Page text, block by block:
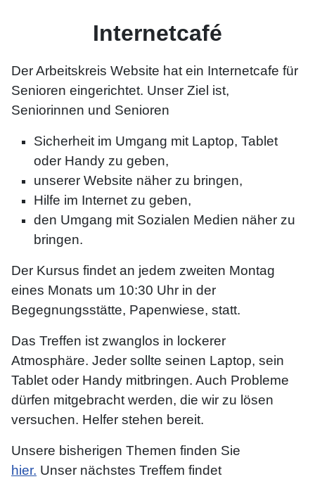
Internetcafé
Der Arbeitskreis Website hat ein Internetcafe für
Senioren eingerichtet. Unser Ziel ist,
Seniorinnen und Senioren
Sicherheit im Umgang mit Laptop, Tablet
oder Handy zu geben,
unserer Website näher zu bringen,
Hilfe im Internet zu geben,
den Umgang mit Sozialen Medien näher zu
bringen.
Der Kursus findet an jedem zweiten Montag
eines Monats um 10:30 Uhr in der
Begegnungsstätte, Papenwiese, statt.
Das Treffen ist zwanglos in lockerer
Atmosphäre. Jeder sollte seinen Laptop, sein
Tablet oder Handy mitbringen. Auch Probleme
dürfen mitgebracht werden, die wir zu lösen
versuchen. Helfer stehen bereit.
Unsere bisherigen Themen finden Sie
hier. Unser nächstes Treffem findet